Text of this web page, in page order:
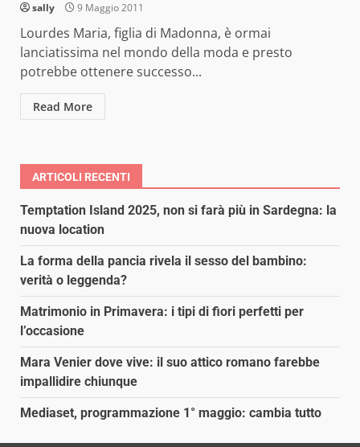
sally 9 Maggio 2011
Lourdes Maria, figlia di Madonna, è ormai
lanciatissima nel mondo della moda e presto
potrebbe ottenere successo...
Read More
ARTICOLI RECENTI
Temptation Island 2025, non si farà più in Sardegna: la
nuova location
La forma della pancia rivela il sesso del bambino:
verità o leggenda?
Matrimonio in Primavera: i tipi di fiori perfetti per
l’occasione
Mara Venier dove vive: il suo attico romano farebbe
impallidire chiunque
Mediaset, programmazione 1° maggio: cambia tutto